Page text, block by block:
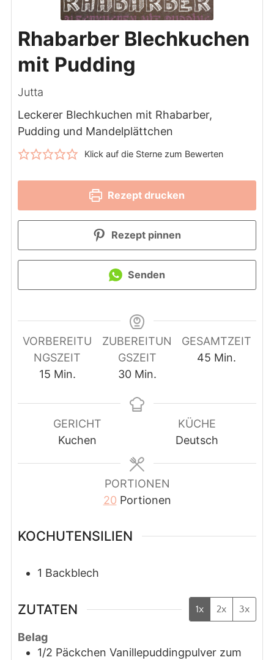
Rhabarber Blechkuchen
mit Pudding
Jutta
Leckerer Blechkuchen mit Rhabarber,
Pudding und Mandelplättchen
Klick auf die Sterne zum Bewerten
Rezept drucken
Rezept pinnen
Senden
VORBEREITU
NGSZEIT
15Minuten
Min.
ZUBEREITUN
GSZEIT
30Minuten
Min.
GESAMTZEIT
45 Minuten
Min.
GERICHT
Kuchen
KÜCHE
Deutsch
PORTIONEN
20 Portionen
KOCHUTENSILIEN
1 Backblech
ZUTATEN 1x 2x 3x
Belag
1/2 Päckchen Vanillepuddingpulver zum